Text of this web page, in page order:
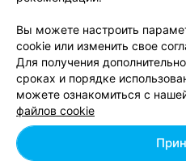
Тренажерные залы возле
Тренажерные залы в
Вы можете настроить
cookie или изменить свое
Для получения
сроках и порядке
можете ознакомиться с
файлов cookie